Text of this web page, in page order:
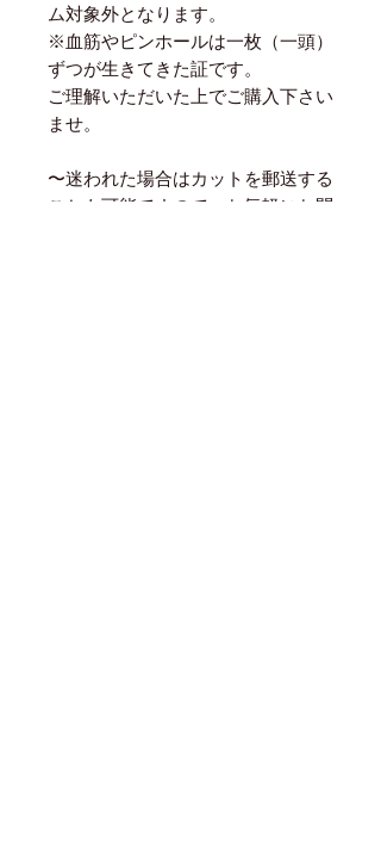
ム対象外となります。
※血筋やピンホールは一枚（一頭）
ずつが生きてきた証です。
ご理解いただいた上でご購入下さい
ませ。
〜迷われた場合はカットを郵送する
ことも可能ですので、お気軽にお問